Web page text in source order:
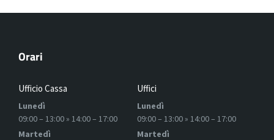
Orari
Ufficio Cassa
Lunedì
09:00 – 13:00 » 14:00 – 17:00
Martedì
Uffici
Lunedì
09:00 – 13:00 » 14:00 – 17:00
Martedì